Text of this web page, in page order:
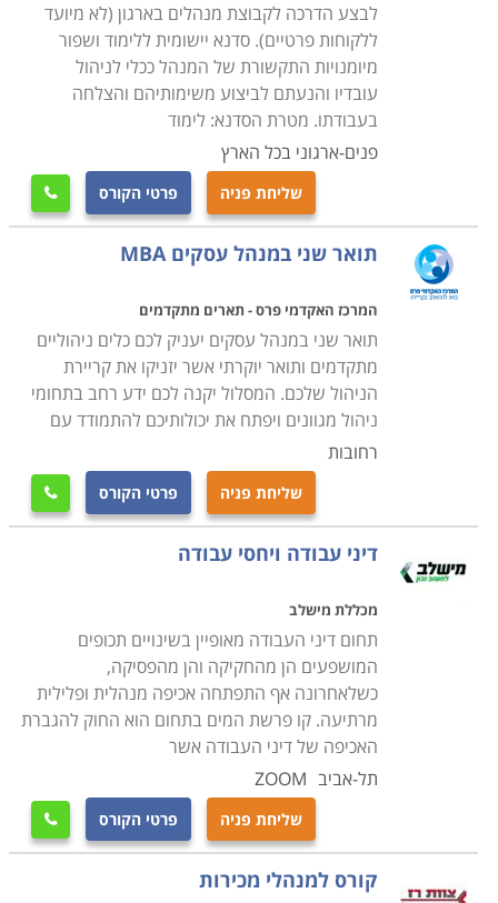
לבצע הדרכה לקבוצת מנהלים בארגון (לא מיועד
ללקוחות פרטיים). סדנא יישומית ללימוד ושפור
מיומנויות התקשורת של המנהל ככלי לניהול
עובדיו והנעתם לביצוע משימותיהם והצלחה
בעבודתו. מטרת הסדנא: לימוד
פנים-ארגוני בכל הארץ
שליחת פניה פרטי הקורס 
תואר שני במנהל עסקים MBA
המרכז האקדמי פרס - תארים מתקדמים
תואר שני במנהל עסקים יעניק לכם כלים ניהוליים
מתקדמים ותואר יוקרתי אשר יזניקו את קריירת
הניהול שלכם. המסלול יקנה לכם ידע רחב בתחומי
ניהול מגוונים ויפתח את יכולותיכם להתמודד עם
רחובות
שליחת פניה פרטי הקורס 
דיני עבודה ויחסי עבודה
מכללת מישלב
תחום דיני העבודה מאופיין בשינויים תכופים
המושפעים הן מהחקיקה והן מהפסיקה,
כשלאחרונה אף התפתחה אכיפה מנהלית ופלילית
מרתיעה. קו פרשת המים בתחום הוא החוק להגברת
האכיפה של דיני העבודה אשר
תל-אביב ZOOM
שליחת פניה פרטי הקורס 
קורס למנהלי מכירות